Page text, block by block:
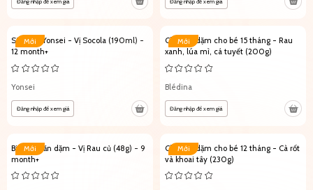
Mới
Sữa tươi Yonsei - Vị Socola (190ml) -
12 month+
Yonsei
Đăng nhập để xem giá
Mới
Cháo ăn dặm cho bé 15 tháng - Rau
xanh, lúa mì, cá tuyết (200g)
Blédina
Đăng nhập để xem giá
Mới
Bim bim ăn dặm - Vị Rau củ (48g) - 9
month+
Mới
Cháo ăn dặm cho bé 12 tháng - Cà rốt
và khoai tây (230g)